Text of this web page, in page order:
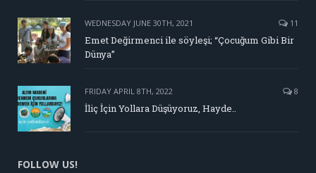
WEDNESDAY JUNE 30TH, 2021 11
Emet Değirmenci ile söyleşi; “Çocuğum Gibi Bir
Dünya”
FRIDAY APRIL 8TH, 2022 8
İliç İçin Yollara Düşüyoruz, Hayde..
FOLLOW US!